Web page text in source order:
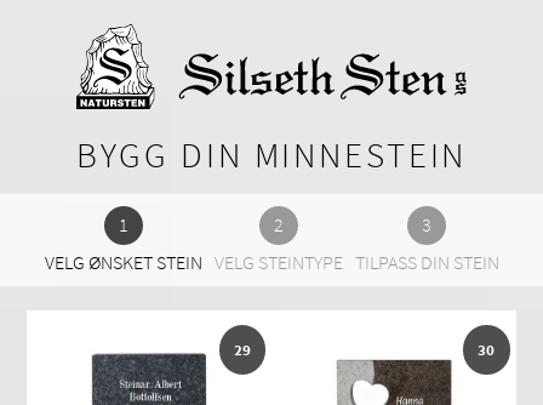
BYGG DIN MINNESTEIN
VELG ØNSKET STEIN VELG STEINTYPE TILPASS DIN STEIN
29 30